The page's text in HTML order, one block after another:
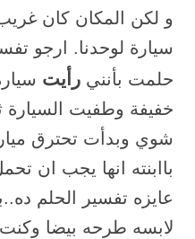
و لكن المكان كان
سيارة لوحدنا. ارجو
حلمت بأنني رأيت
خفيفة وطفيت السيارة
شوي وبدأت تحترق
باابنته انها يجب ان
عايزه تفسير الحلم
لابسه طرحه بيضا